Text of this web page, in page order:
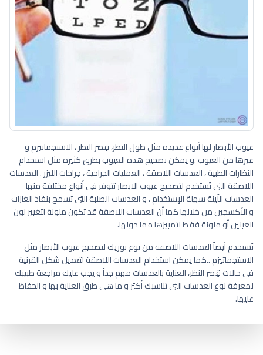
عيوب الأبصار لها أنواع عديدة مثل طول النظر، قِصر النظر ، الاستجماتيزم و
غيرها من العيوب .و يمكن تصحيح هذه العيوب بطرق كثيرة مثل استخدام
النظارات الطبية ، العدسات اللاصقة ، العمليات الجراحية ، جراحات الليزر . العدسات
اللاصقة التي تُستخدم لتصحيح عيوب الابصار تتوفر في أنواع مختلفة منها
العدسات اللّينة سهلة الإستخدام ، و العدسات الصلبة التي تسمح بنفاذ الغازات
و الأكسجين من خلالها كما أن العدسات اللاصقة قد تكون ملونة لتغيير لون
العينين أو ملونة فقط لتمييزها مما حولها.
تُستخدم أيضاً العدسات اللاصقة من نوع توريك لتصحيح عيوب الأبصار مثل
الاستجماتيزم ..كما يمكن استخدام العدسات اللاصقة لتعديل شكل القرنية
في حالات قِصر النظر، العناية بالعدسات مهم جداً و يجب عليك مراجعة طبيبك
لمعرفة نوع العدسات التي تناسبك أكثر و ما هي طرق العناية بها و الحفاظ
عليها.